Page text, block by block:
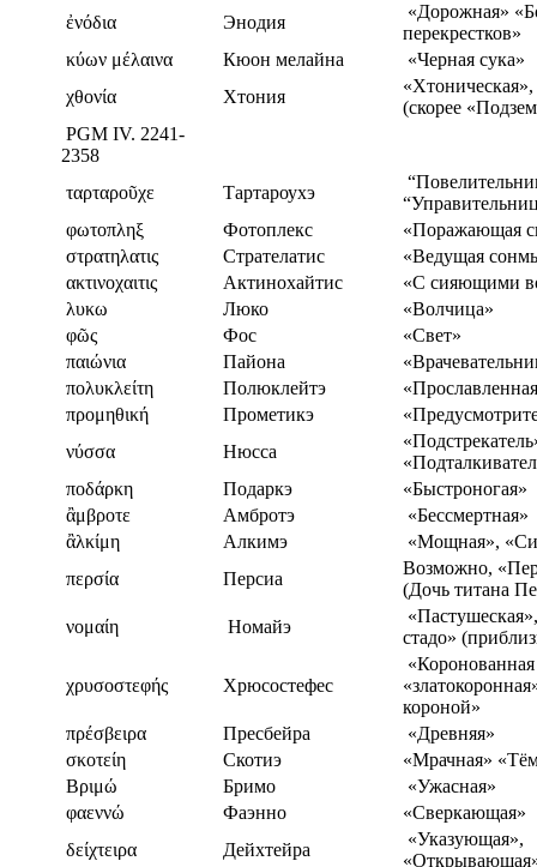
ἐνόδια
Энодия
«Дорожная»
перекрестков»
κύων μέλαινα
Кюон мелайна
«Черная сука»
χθονία
Хтония
(скорее
PGM IV. 2241-
2358
ταρταροῦχε
Тартароухэ
φωτοπληξ
Фотоплекс
«Поражающая
στρατηλατις
Стрателатис
«Ведущая
ακτινοχαιτις
Актинохайтис
«С сияющими
λυκω
Люко
«Волчица»
φῶς
Фос
«Свет»
παιώνια
Пайона
πολυκλείτη
Полюклейтэ
προμηθική
Прометикэ
νύσσα
Нюсса
ποδάρκη
Подаркэ
«Быстроногая»
ἂμβροτε
Амбротэ
«Бессмертная»
ἂλκίμη
Алкимэ
«Мощная»,
περσία
Персиа
Возможно,
(Дочь титана
νομαίη
Номайэ
стадо»
χρυσοστεφής Хрюсостефес
короной»
πρέσβειρα
Пресбейра
«Древняя»
σκοτείη
Скотиэ
«Мрачная»
Βριμώ
Бримо
«Ужасная»
φαεννώ
Фаэнно
«Сверкающая»
δείχτειρα
Дейхтейра
«Указующая»,